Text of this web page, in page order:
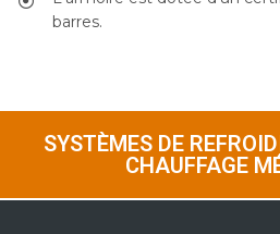
barres.
SYSTÈMES DE
CHAUFFAGE